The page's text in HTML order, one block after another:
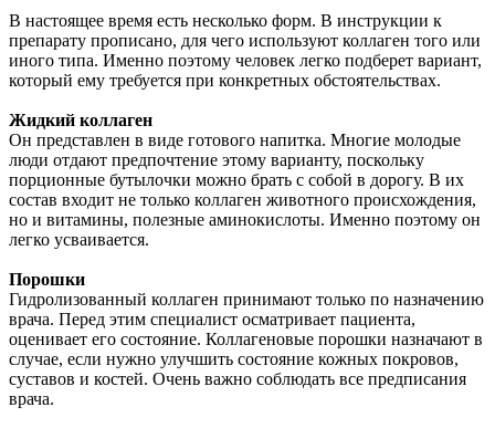
В настоящее время есть несколько форм. В инструкции к
препарату прописано, для чего используют коллаген того или
иного типа. Именно поэтому человек легко подберет вариант,
который ему требуется при конкретных обстоятельствах.
Жидкий коллаген
Он представлен в виде готового напитка. Многие молодые
люди отдают предпочтение этому варианту, поскольку
порционные бутылочки можно брать с собой в дорогу. В их
состав входит не только коллаген животного происхождения,
но и витамины, полезные аминокислоты. Именно поэтому он
легко усваивается.
Порошки
Гидролизованный коллаген принимают только по назначению
врача. Перед этим специалист осматривает пациента,
оценивает его состояние. Коллагеновые порошки назначают в
случае, если нужно улучшить состояние кожных покровов,
суставов и костей. Очень важно соблюдать все предписания
врача.